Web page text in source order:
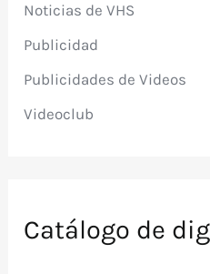
Noticias de VHS
Publicidad
Publicidades de Videos
Videoclub
Catálogo de